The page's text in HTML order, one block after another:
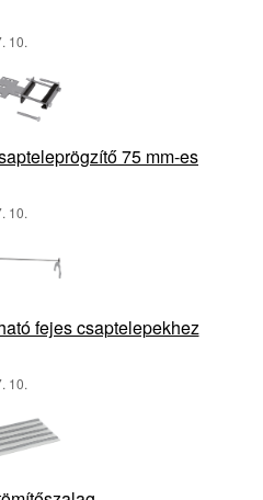
10.
75 mm-es
10.
fejes csaptelepekhez
10.